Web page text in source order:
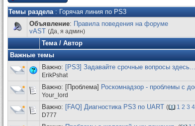
Темы раздела: Горячая линия по PS3
Объявление: Правила поведения на форуме
vAST (Да, я админ)
Тема/Автор
Важные темы
Важно: [PS3] Задавайте срочные вопросы здесь...
ErikPshat
Важно: [Проблема] Роскомнадзор - проблемы с
Your_lord
Важно: [FAQ] Диагностика PS3 по UART ( 1 2 3 4
D777